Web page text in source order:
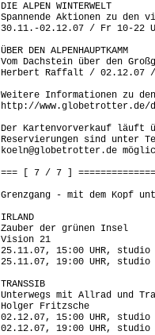
DIE ALPEN WINTERWELT
Spannende Aktionen zu den
30.11.-02.12.07 / Fr 10-22
ÜBER DEN ALPENHAUPTKAMM
Vom Dachstein über den
Herbert Raffalt / 02.12.07 /
Weitere Informationen zu
http://
Der Kartenvorverkauf läuft
Reservierungen sind unter
koeln@globetrotter.de
=== [ 7 / 7 ]
Grenzgang - mit dem Kopf
IRLAND
Zauber der grünen Insel
Vision 21
25.11.07, 15:00 UHR, studio
25.11.07, 19:00 UHR, studio
TRANSSIB
Unterwegs mit Allrad und
Holger Fritzsche
02.12.07, 15:00 UHR, studio
02.12.07, 19:00 UHR, studio